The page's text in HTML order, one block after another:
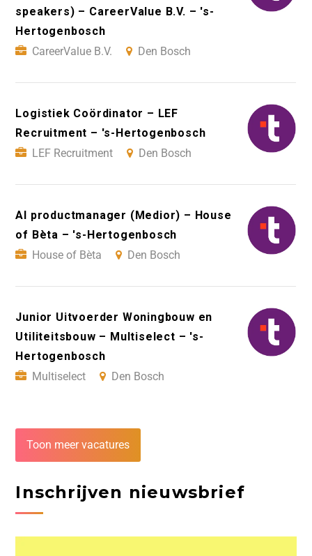
speakers) – CareerValue B.V. – 's-
Hertogenbosch
CareerValue B.V.
Den Bosch
Logistiek Coördinator – LEF
Recruitment – 's-Hertogenbosch
LEF Recruitment
Den Bosch
AI productmanager (Medior) – House
of Bèta – 's-Hertogenbosch
House of Bèta
Den Bosch
Junior Uitvoerder Woningbouw en
Utiliteitsbouw – Multiselect – 's-
Hertogenbosch
Multiselect
Den Bosch
Toon meer vacatures
Inschrijven nieuwsbrief